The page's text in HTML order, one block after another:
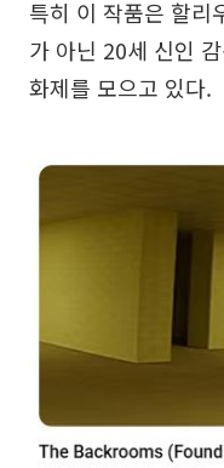
특히 이 작품은 할리
가 아닌 20세 신인
화제를 모으고 있다.